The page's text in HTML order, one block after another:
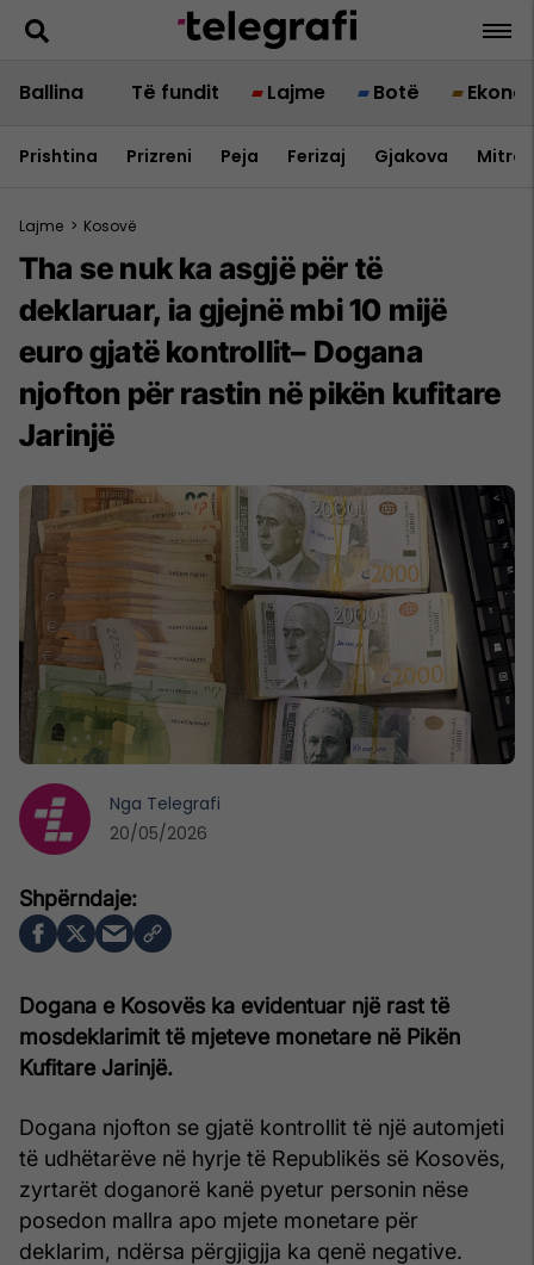
Ballina Të fundit Lajme Botë
Prishtina Prizreni Peja Ferizaj Gjakova
Lajme > Kosovë
Tha se nuk ka asgjë për të
deklaruar, ia gjejnë mbi 10 mijë
euro gjatë kontrollit– Dogana
njofton për rastin në pikën kufitare
Jarinjë
Dogana e Kosovës ka evidentuar një rast të
mosdeklarimit të mjeteve monetare në Pikën
Kufitare Jarinjë.
Dogana njofton se gjatë kontrollit të një automjeti
të udhëtarëve në hyrje të Republikës së Kosovës,
zyrtarët doganorë kanë pyetur personin nëse
posedon mallra apo mjete monetare për
deklarim, ndërsa përgjigjja ka qenë negative.
Nga Telegrafi
20/05/2026